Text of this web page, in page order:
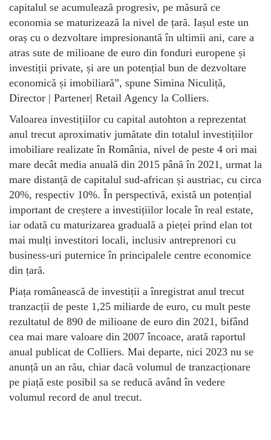
capitalul se acumulează progresiv, pe măsură ce
economia se maturizează la nivel de țară. Iașul este un
oraș cu o dezvoltare impresionantă în ultimii ani, care a
atras sute de milioane de euro din fonduri europene și
investiții private, și are un potențial bun de dezvoltare
economică și imobiliară”, spune Simina Niculiță,
Director | Partener| Retail Agency la Colliers.
Valoarea investițiilor cu capital autohton a reprezentat
anul trecut aproximativ jumătate din totalul investițiilor
imobiliare realizate în România, nivel de peste 4 ori mai
mare decât media anuală din 2015 până în 2021, urmat la
mare distanță de capitalul sud-african și austriac, cu circa
20%, respectiv 10%. În perspectivă, există un potențial
important de creștere a investițiilor locale în real estate,
iar odată cu maturizarea graduală a pieței prind elan tot
mai mulți investitori locali, inclusiv antreprenori cu
business-uri puternice în principalele centre economice
din țară.
Piața românească de investiții a înregistrat anul trecut
tranzacții de peste 1,25 miliarde de euro, cu mult peste
rezultatul de 890 de milioane de euro din 2021, bifând
cea mai mare valoare din 2007 încoace, arată raportul
anual publicat de Colliers. Mai departe, nici 2023 nu se
anunță un an rău, chiar dacă volumul de tranzacționare
pe piață este posibil sa se reducă având în vedere
volumul record de anul trecut.